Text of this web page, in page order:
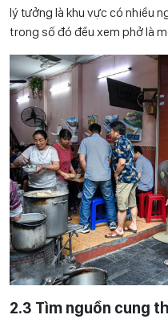
lý tưởng là khu vực có nhiều
trong số đó đều xem phở là
2.3 Tìm nguồn cung